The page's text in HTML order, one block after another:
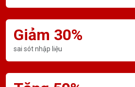
Giảm 30%
sai sót nhập liệu